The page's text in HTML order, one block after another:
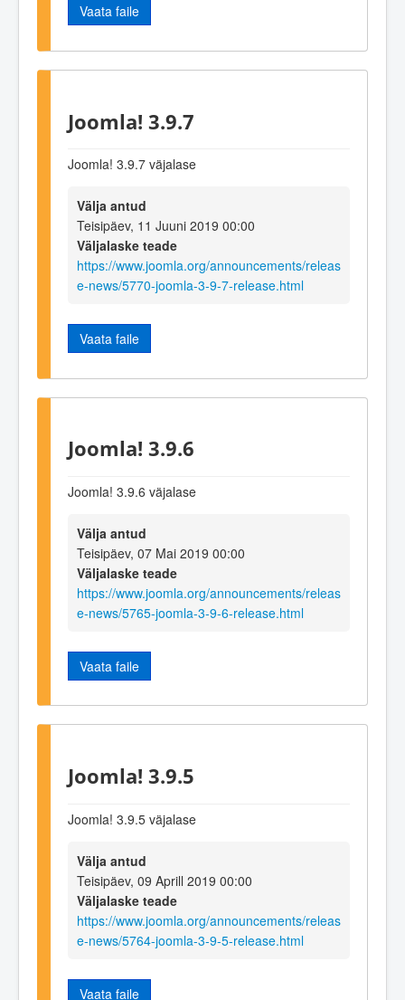
Vaata faile
Joomla! 3.9.7
Joomla! 3.9.7 väjalase
Välja antud
Teisipäev, 11 Juuni 2019 00:00
Väljalaske teade
https://www.joomla.org/announcements/releas
e-news/5770-joomla-3-9-7-release.html
Vaata faile
Joomla! 3.9.6
Joomla! 3.9.6 väjalase
Välja antud
Teisipäev, 07 Mai 2019 00:00
Väljalaske teade
https://www.joomla.org/announcements/releas
e-news/5765-joomla-3-9-6-release.html
Vaata faile
Joomla! 3.9.5
Joomla! 3.9.5 väjalase
Välja antud
Teisipäev, 09 Aprill 2019 00:00
Väljalaske teade
https://www.joomla.org/announcements/releas
e-news/5764-joomla-3-9-5-release.html
Vaata faile